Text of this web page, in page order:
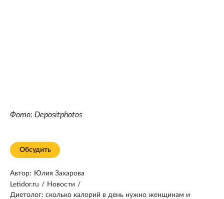
Фото: Depositphotos
Обсудить
Автор: Юлия Захарова
Letidor.ru / Новости /
Диетолог: сколько калорий в день нужно женщинам и